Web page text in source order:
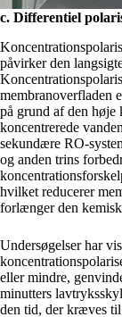
c. Differentiel
påvirker den
membranoverfladen
på grund af den
koncentrerede
sekundære RO-
og anden trins
hvilket reducerer
forlænger den
Undersøgelser har
eller mindre,
minutters
den tid, der kræves